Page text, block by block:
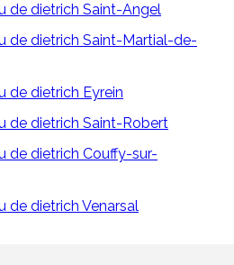
de dietrich Saint-Angel
de dietrich Saint-Martial-de-
de dietrich Eyrein
de dietrich Saint-Robert
de dietrich Couffy-sur-
de dietrich Venarsal